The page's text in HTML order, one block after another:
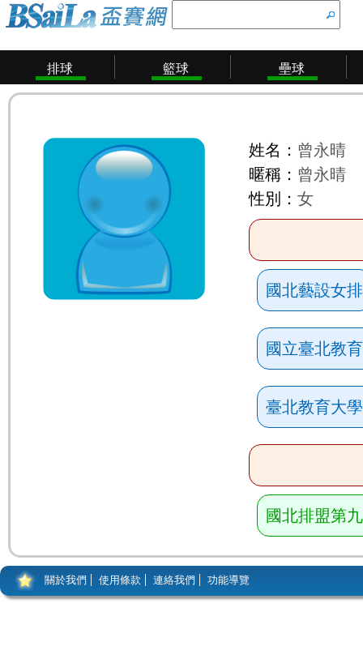
排球 籃球 壘球
姓名： 曾永晴
暱稱： 曾永晴
性別： 女
國北藝設女排
國立臺北教
臺北教育大
國北排盟第
關於我們 使用條款 連絡我們 功能導覽